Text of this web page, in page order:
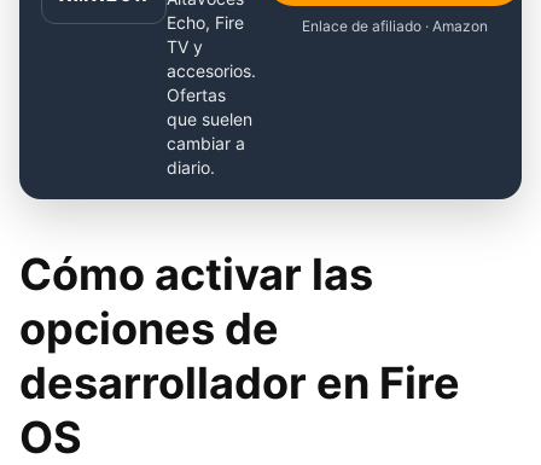
Echo, Fire
TV y
accesorios.
Ofertas
que suelen
cambiar a
diario.
Enlace de afiliado · Amazon
Cómo activar las
opciones de
desarrollador en Fire
OS